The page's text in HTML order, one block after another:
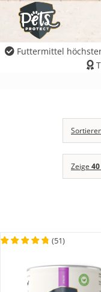
Futtermittel
Zeige
(51)